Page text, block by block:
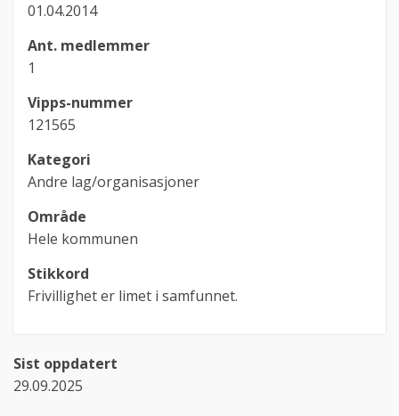
01.04.2014
Ant. medlemmer
1
Vipps-nummer
121565
Kategori
Andre lag/organisasjoner
Område
Hele kommunen
Stikkord
Frivillighet er limet i samfunnet.
Sist oppdatert
29.09.2025